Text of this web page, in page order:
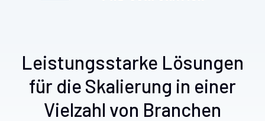
Leistungsstarke Lösungen
für die Skalierung in einer
Vielzahl von Branchen